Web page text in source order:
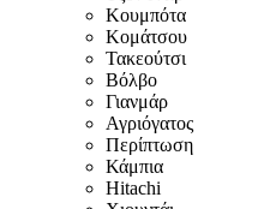
Κουμπότα
Κομάτσου
Τακεούτσι
Βόλβο
Γιανμάρ
Αγριόγατος
Περίπτωση
Κάμπια
Hitachi